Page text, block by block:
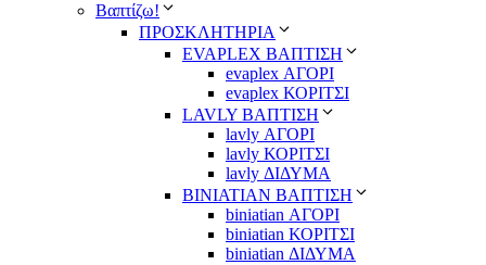
Βαπτίζω!
ΠΡΟΣΚΛΗΤΗΡΙΑ
EVAPLEX ΒΑΠΤΙΣΗ
evaplex ΑΓΟΡΙ
evaplex ΚΟΡΙΤΣΙ
LAVLY ΒΑΠΤΙΣΗ
lavly ΑΓΟΡΙ
lavly ΚΟΡΙΤΣΙ
lavly ΔΙΔΥΜΑ
ΒΙΝΙΑΤΙΑΝ ΒΑΠΤΙΣΗ
biniatian ΑΓΟΡΙ
biniatian ΚΟΡΙΤΣΙ
biniatian ΔΙΔΥΜΑ